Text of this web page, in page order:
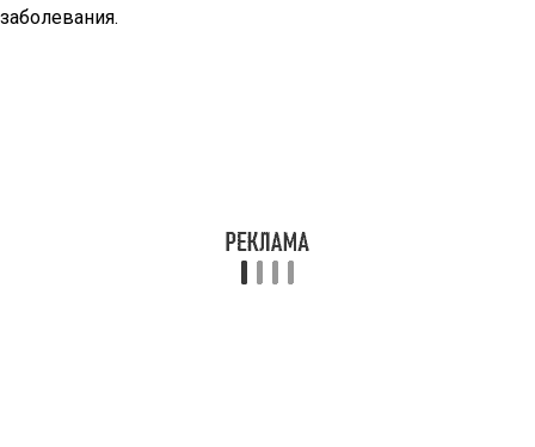
заболевания.